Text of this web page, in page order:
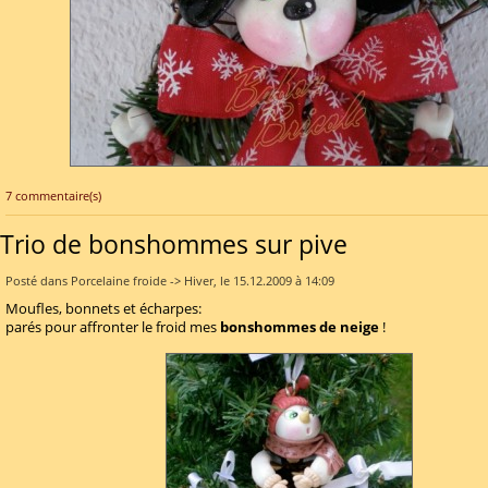
7 commentaire(s)
Trio de bonshommes sur pive
Posté dans Porcelaine froide -> Hiver, le 15.12.2009 à 14:09
Moufles, bonnets et écharpes:
parés pour affronter le froid mes bonshommes de neige !